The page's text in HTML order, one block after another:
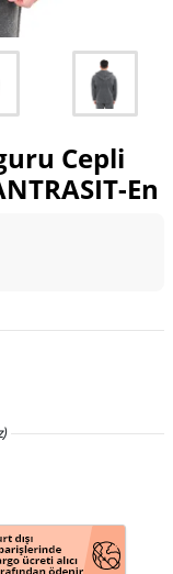
Cepli
En